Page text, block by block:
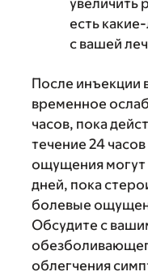
есть
с вашей
После инъекции
временное
часов, пока
течение 24
ощущения могут
дней, пока
болевые
Обсудите с
облегчения